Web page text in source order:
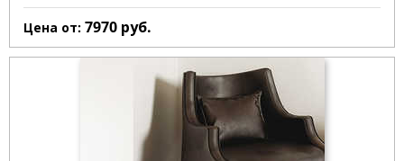
Цена от: 7970 руб.